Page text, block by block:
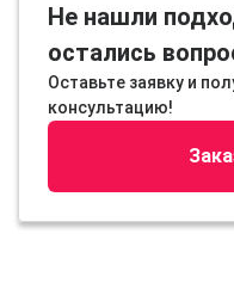
Не нашли
остались
Оставьте заявку и
консультацию!